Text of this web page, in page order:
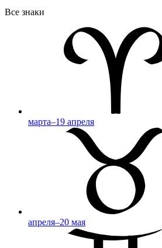
Все знаки
марта–19 апреля
апреля–20 мая